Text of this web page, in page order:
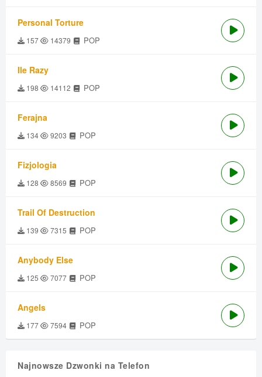
Personal Torture
157 14379 POP
Ile Razy
198 14112 POP
Ferajna
134 9203 POP
Fizjologia
128 8569 POP
Trail Of Destruction
139 7315 POP
Anybody Else
125 7077 POP
Angels
177 7594 POP
Najnowsze Dzwonki na Telefon